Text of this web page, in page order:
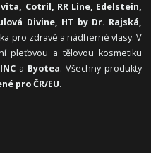
Cotril, RR Line, Edelstein,
Divine, HT by Dr. Rajská,
pro zdravé a nádherné vlasy. V
pleťovou a tělovou kosmetiku
a Byotea. Všechny produkty
pro ČR/EU.